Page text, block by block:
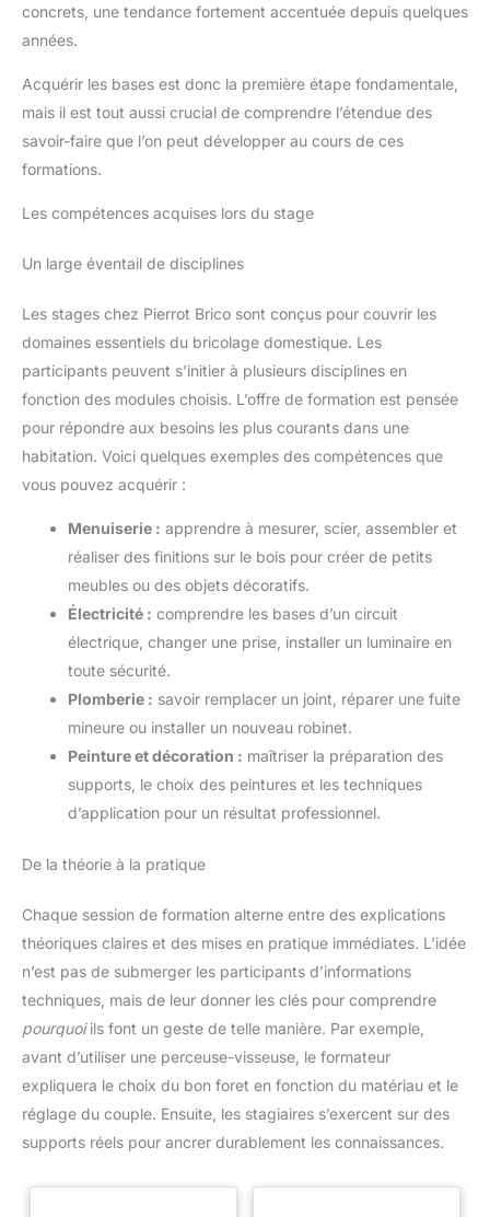
concrets, une tendance fortement accentuée depuis quelques
années.
Acquérir les bases est donc la première étape fondamentale,
mais il est tout aussi crucial de comprendre l’étendue des
savoir-faire que l’on peut développer au cours de ces
formations.
Les compétences acquises lors du stage
Un large éventail de disciplines
Les stages chez Pierrot Brico sont conçus pour couvrir les
domaines essentiels du bricolage domestique. Les
participants peuvent s’initier à plusieurs disciplines en
fonction des modules choisis. L’offre de formation est pensée
pour répondre aux besoins les plus courants dans une
habitation. Voici quelques exemples des compétences que
vous pouvez acquérir :
Menuiserie : apprendre à mesurer, scier, assembler et
réaliser des finitions sur le bois pour créer de petits
meubles ou des objets décoratifs.
Électricité : comprendre les bases d’un circuit
électrique, changer une prise, installer un luminaire en
toute sécurité.
Plomberie : savoir remplacer un joint, réparer une fuite
mineure ou installer un nouveau robinet.
Peinture et décoration : maîtriser la préparation des
supports, le choix des peintures et les techniques
d’application pour un résultat professionnel.
De la théorie à la pratique
Chaque session de formation alterne entre des explications
théoriques claires et des mises en pratique immédiates. L’idée
n’est pas de submerger les participants d’informations
techniques, mais de leur donner les clés pour comprendre
pourquoiils font un geste de telle manière. Par exemple,
avant d’utiliser une perceuse-visseuse, le formateur
expliquera le choix du bon foret en fonction du matériau et le
réglage du couple. Ensuite, les stagiaires s’exercent sur des
supports réels pour ancrer durablement les connaissances.